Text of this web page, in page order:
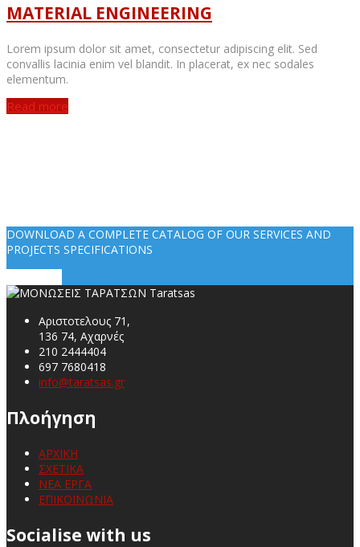
MATERIAL ENGINEERING
Lorem ipsum dolor sit amet, consectetur adipiscing elit. Sed
convallis lacinia enim vel blandit. In placerat, ex nec sodales
elementum.
Read more
DOWNLOAD A COMPLETE CATALOG OF OUR SERVICES AND
PROJECTS SPECIFICATIONS
Αριστοτελους 71,
136 74, Αχαρνές
210 2444404
697 7680418
info@taratsas.gr
Πλοήγηση
ΑΡΧΙΚΗ
ΣΧΕΤΙΚΑ
ΝΕΑ ΕΡΓΑ
ΕΠΙΚΟΙΝΩΝΙΑ
Socialise with us